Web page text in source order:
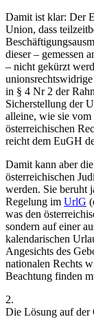
Damit ist klar: Der
Union, dass
dieser – gemessen
– nicht gekürzt
in § 4 Nr 2 der
Sicherstellung der
alleine, wie sie vom
österreichischen
reicht dem EuGH
Damit kann aber
österreichischen
werden. Sie beruht
Regelung im UrlG
was den
sondern auf einer
kalendarischen
Angesichts des
nationalen Rechts
Beachtung finden
2.
Die Lösung auf der